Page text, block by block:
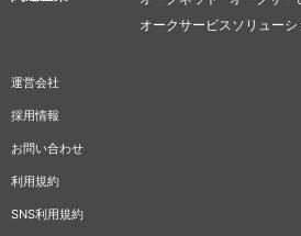
オークサービスソリューシ
運営会社
採用情報
お問い合わせ
利用規約
SNS利用規約